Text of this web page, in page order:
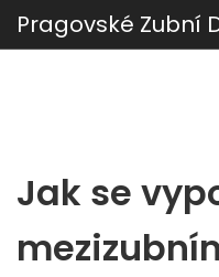
Pragovské Zubní
Jak se